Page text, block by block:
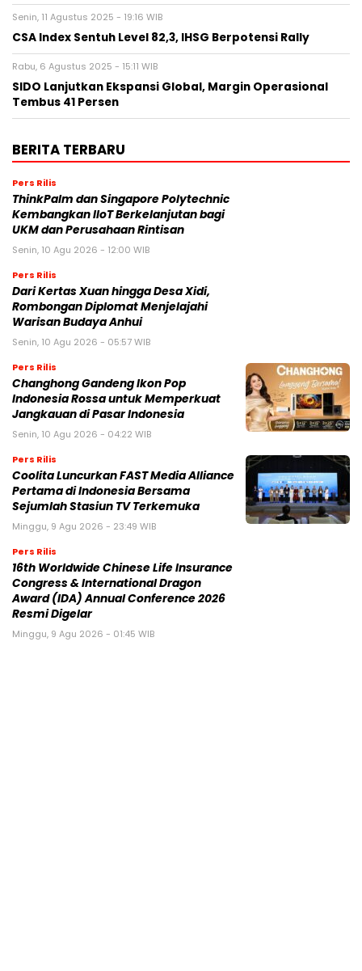
Senin, 11 Agustus 2025 - 19:16 WIB
CSA Index Sentuh Level 82,3, IHSG Berpotensi Rally
Rabu, 6 Agustus 2025 - 15:11 WIB
SIDO Lanjutkan Ekspansi Global, Margin Operasional
Tembus 41 Persen
BERITA TERBARU
Pers Rilis
ThinkPalm dan Singapore Polytechnic
Kembangkan IIoT Berkelanjutan bagi
UKM dan Perusahaan Rintisan
Senin, 10 Agu 2026 - 12:00 WIB
Pers Rilis
Dari Kertas Xuan hingga Desa Xidi,
Rombongan Diplomat Menjelajahi
Warisan Budaya Anhui
Senin, 10 Agu 2026 - 05:57 WIB
Pers Rilis
Changhong Gandeng Ikon Pop
Indonesia Rossa untuk Memperkuat
Jangkauan di Pasar Indonesia
Senin, 10 Agu 2026 - 04:22 WIB
Pers Rilis
Coolita Luncurkan FAST Media Alliance
Pertama di Indonesia Bersama
Sejumlah Stasiun TV Terkemuka
Minggu, 9 Agu 2026 - 23:49 WIB
Pers Rilis
16th Worldwide Chinese Life Insurance
Congress & International Dragon
Award (IDA) Annual Conference 2026
Resmi Digelar
Minggu, 9 Agu 2026 - 01:45 WIB